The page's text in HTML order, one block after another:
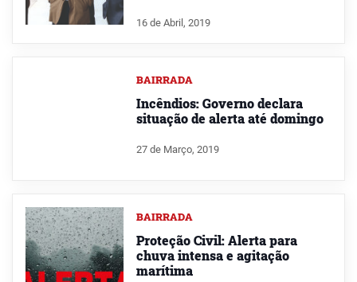
16 de Abril, 2019
BAIRRADA
Incêndios: Governo declara
situação de alerta até domingo
27 de Março, 2019
BAIRRADA
Proteção Civil: Alerta para
chuva intensa e agitação
marítima